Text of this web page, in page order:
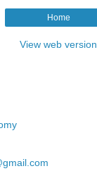
Home
View web version